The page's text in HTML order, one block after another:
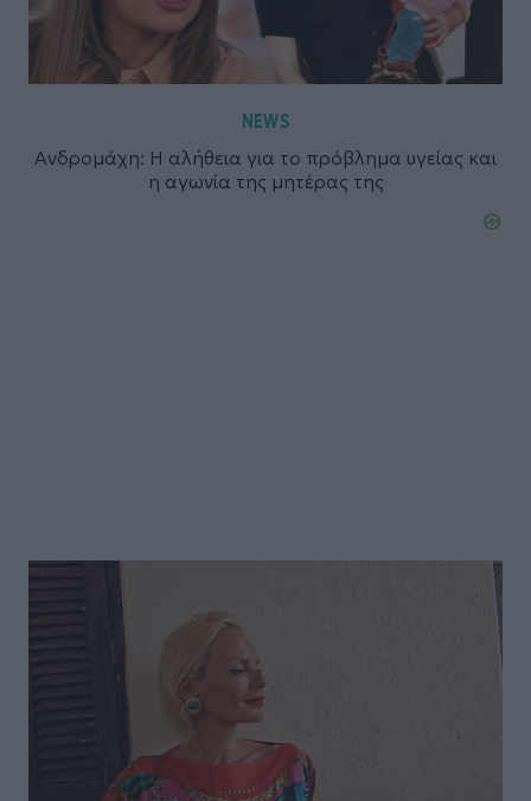
NEWS
Ανδρομάχη: Η αλήθεια για το πρόβλημα υγείας και
η αγωνία της μητέρας της